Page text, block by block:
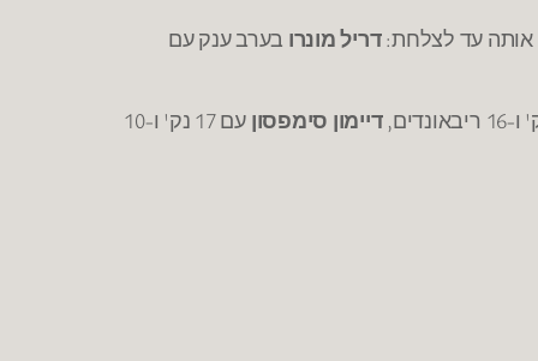
אותה עד לצלחת:דריל מונרו בערב ענק עם
דיימון סימפסון עם 17 נק' ו-10